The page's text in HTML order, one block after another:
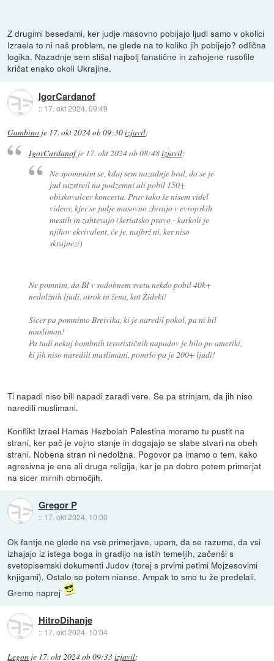
Z drugimi besedami, ker judje masovno pobijajo ljudi samo v okolici
Izraela to ni naš problem, ne glede na to koliko jih pobijejo? odlična
logika. Nazadnje sem slišal najbolj fanatične in zahojene rusofile
kričat enako okoli Ukrajine.
IgorCardanof
:: 17. okt 2024, 09:49
Gambino je 17. okt 2024 ob 09:30izjavil:
IgorCardanofje 17. okt 2024 ob 08:48izjavil:
Ne spomnnim se, kdaj sem nazadnje bral, da se je
jud razstreil na podzemni ali pobil 150+
obiskovalcev koncerta. Prav tako še nisem videl
videov, kjer se judje masovno zbirajo v evropskih
mestih in zahtevajo (šeriatsko pravo - karkoli je
njihov ekvivalent, če je, najbrž ni, ker niso
skrajnezi)
Ne pomnim, da BI v sodobnem svetu nekdo pobil 40k+
nedolžnih ljudi, otrok in žena, kot Žideki!
Sicer pa pomnimo Breivika, ki je naredil pokol, pa ni bil
musliman!
Pa tudi nekaj bombnih terorističnih napadov je bilo po ameriki,
ki jih niso naredili muslimani, pomrlo pa je 200+ ljudi!
Ti napadi niso bili napadi zaradi vere. Se pa strinjam, da jih niso
naredili muslimani.
Konflikt Izrael Hamas Hezbolah Palestina moramo tu pustit na
strani, ker pač je vojno stanje in dogajajo se slabe stvari na obeh
strani. Nobena stran ni nedolžna. Pogovor pa imamo o tem, kako
agresivna je ena ali druga religija, kar je pa dobro potem primerjat
na sicer mirnih območjih.
Gregor P
:: 17. okt 2024, 10:00
Ok fantje ne glede na vse primerjave, upam, da se razume, da vsi
izhajajo iz istega boga in gradijo na istih temeljih, začenši s
svetopisemski dokumenti Judov (torej s prvimi petimi Mojzesovimi
knjigami). Ostalo so potem nianse. Ampak to smo tu že predelali.
Gremo naprej
HitroDihanje
:: 17. okt 2024, 10:04
Legon je 17. okt 2024 ob 09:33izjavil: